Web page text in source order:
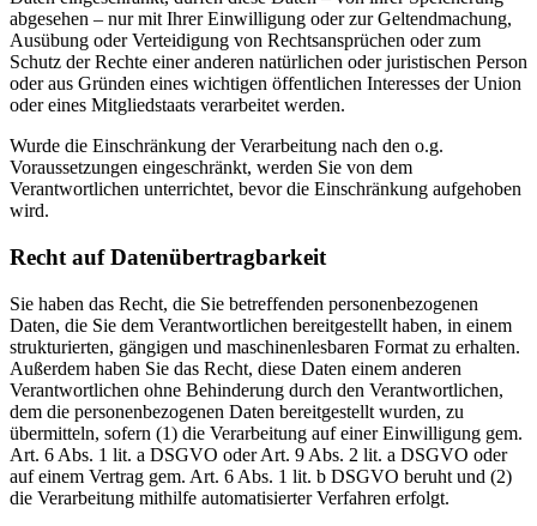
abgesehen – nur mit Ihrer Einwilligung oder zur Geltendmachung,
Ausübung oder Verteidigung von Rechtsansprüchen oder zum
Schutz der Rechte einer anderen natürlichen oder juristischen Person
oder aus Gründen eines wichtigen öffentlichen Interesses der Union
oder eines Mitgliedstaats verarbeitet werden.
Wurde die Einschränkung der Verarbeitung nach den o.g.
Voraussetzungen eingeschränkt, werden Sie von dem
Verantwortlichen unterrichtet, bevor die Einschränkung aufgehoben
wird.
Recht auf Datenübertragbarkeit
Sie haben das Recht, die Sie betreffenden personenbezogenen
Daten, die Sie dem Verantwortlichen bereitgestellt haben, in einem
strukturierten, gängigen und maschinenlesbaren Format zu erhalten.
Außerdem haben Sie das Recht, diese Daten einem anderen
Verantwortlichen ohne Behinderung durch den Verantwortlichen,
dem die personenbezogenen Daten bereitgestellt wurden, zu
übermitteln, sofern (1) die Verarbeitung auf einer Einwilligung gem.
Art. 6 Abs. 1 lit. a DSGVO oder Art. 9 Abs. 2 lit. a DSGVO oder
auf einem Vertrag gem. Art. 6 Abs. 1 lit. b DSGVO beruht und (2)
die Verarbeitung mithilfe automatisierter Verfahren erfolgt.